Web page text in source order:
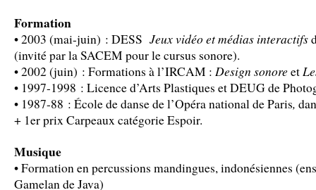
Formation
• 2003 (mai-juin) : DESS Jeux vidéo et médias interactifs
(invité par la SACEM pour le cursus sonore).
• 2002 (juin) : Formations à l’IRCAM : Design sonoreet
• 1997-1998 : Licence d’Arts Plastiques et DEUG de
• 1987-88 : École de danse de l’Opéra national de Paris,
+ 1er prix Carpeaux catégorie Espoir.
Musique
• Formation en percussions mandingues, indonésiennes
Gamelan de Java)